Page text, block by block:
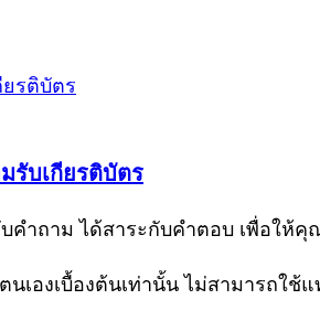
รับเกียรติบัตร
ำถาม ได้สาระกับคำตอบ เพื่อให้
เองเบื้องต้นเท่านั้น ไม่สามารถใช้